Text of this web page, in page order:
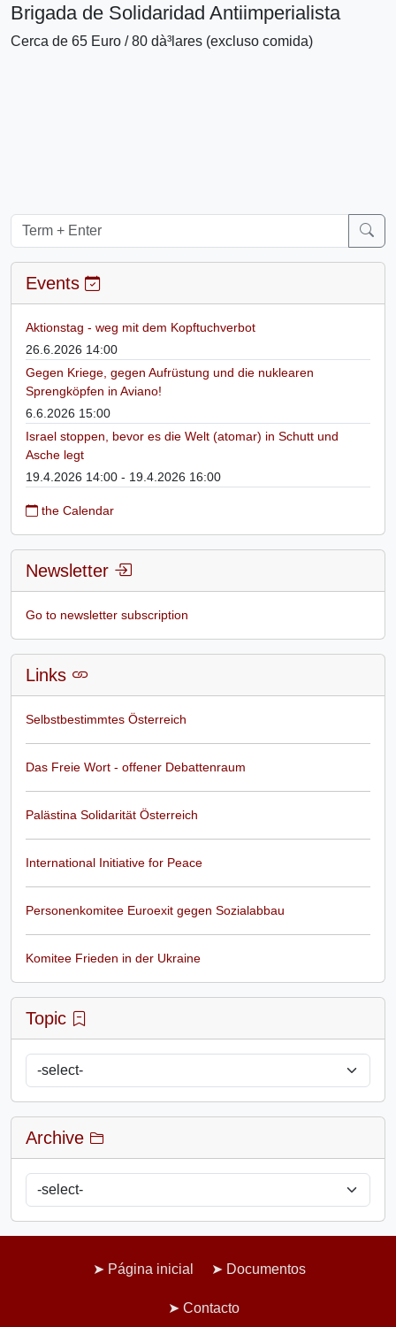
Brigada de Solidaridad Antiimperialista
Cerca de 65 Euro / 80 dà³lares (excluso comida)
Events
Aktionstag - weg mit dem Kopftuchverbot
26.6.2026 14:00
Gegen Kriege, gegen Aufrüstung und die nuklearen
Sprengköpfen in Aviano!
6.6.2026 15:00
Israel stoppen, bevor es die Welt (atomar) in Schutt und
Asche legt
19.4.2026 14:00 - 19.4.2026 16:00
the Calendar
Newsletter
Go to newsletter subscription
Links
Selbstbestimmtes Österreich
Das Freie Wort - offener Debattenraum
Palästina Solidarität Österreich
International Initiative for Peace
Personenkomitee Euroexit gegen Sozialabbau
Komitee Frieden in der Ukraine
Topic
Archive
Página inicial Documentos
Contacto